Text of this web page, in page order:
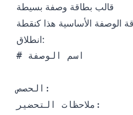
قالب بطاقة وصفة بسيطة
الوصفة الأساسية هذا كنقطة
انطلاق:
# اسم الوصفة
الحصص:
ملاحظات التحضير: